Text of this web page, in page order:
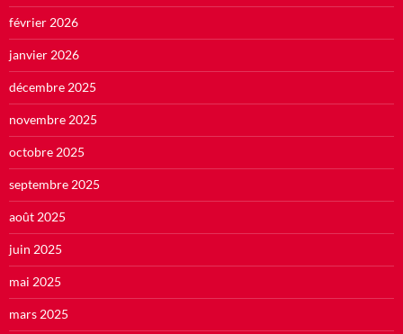
février 2026
janvier 2026
décembre 2025
novembre 2025
octobre 2025
septembre 2025
août 2025
juin 2025
mai 2025
mars 2025